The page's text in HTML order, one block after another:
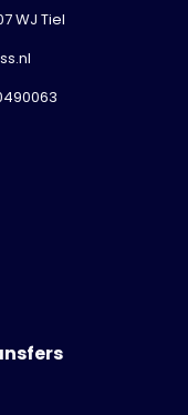
WJ Tiel